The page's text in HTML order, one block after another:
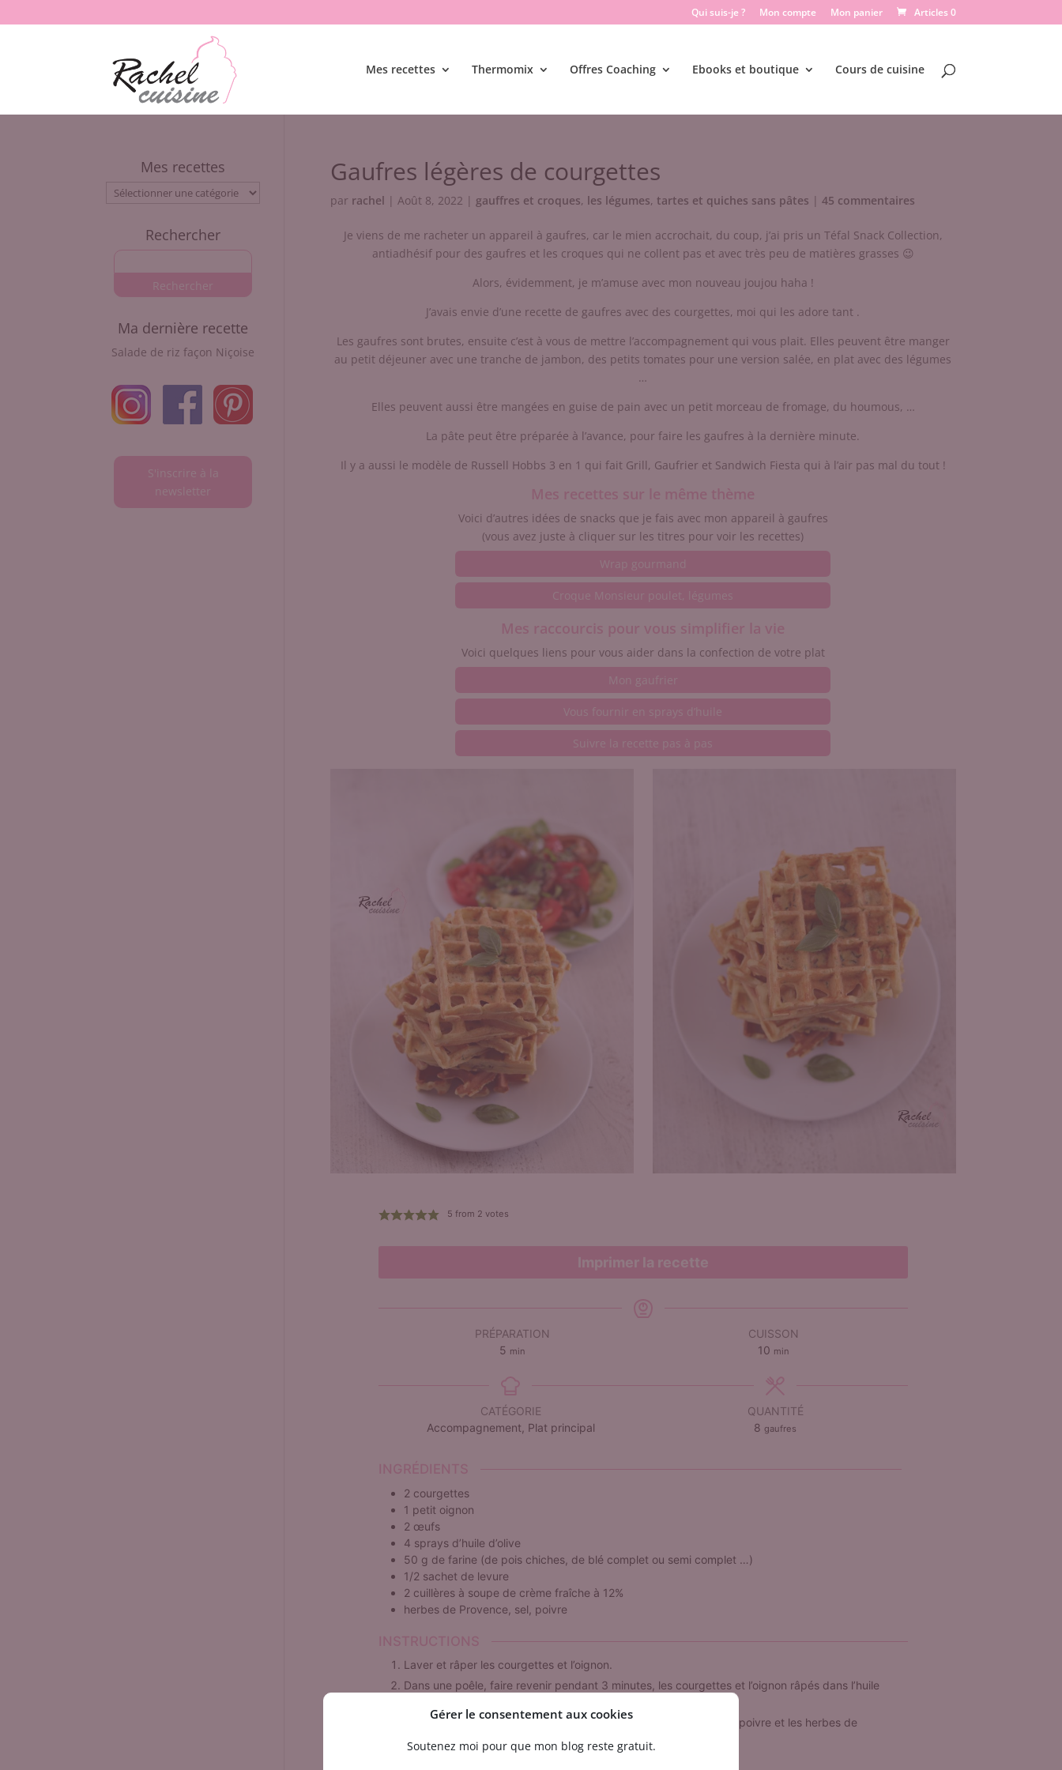
Gérer le consentement aux cookies
Soutenez moi pour que mon blog reste gratuit.
Qui suis-je ? Mon compte Mon panier Articles 0
Mes recettes Thermomix Offres Coaching Ebooks et boutique Cours de cuisine
Gaufres légères de courgettes
par rachel | Août 8, 2022 | gauffres et croques, les légumes, tartes et quiches sans pâtes | 45 commentaires
Je viens de me racheter un appareil à gaufres, car le mien accrochait, du coup, j’ai pris un Téfal Snack Collection,
antiadhésif pour des gaufres et les croques qui ne collent pas et avec très peu de matières grasses 😉
Alors, évidemment, je m’amuse avec mon nouveau joujou haha !
J’avais envie d’une recette de gaufres avec des courgettes, moi qui les adore tant .
Les gaufres sont brutes, ensuite c’est à vous de mettre l’accompagnement qui vous plait. Elles peuvent être manger
au petit déjeuner avec une tranche de jambon, des petits tomates pour une version salée, en plat avec des légumes
…
Elles peuvent aussi être mangées en guise de pain avec un petit morceau de fromage, du houmous, …
La pâte peut être préparée à l’avance, pour faire les gaufres à la dernière minute.
Il y a aussi le modèle de Russell Hobbs 3 en 1 qui fait Grill, Gaufrier et Sandwich Fiesta qui à l’air pas mal du tout !
Mes recettes sur le même thème
Voici d’autres idées de snacks que je fais avec mon appareil à gaufres
(vous avez juste à cliquer sur les titres pour voir les recettes)
Wrap gourmand
Croque Monsieur poulet, légumes
Mes raccourcis pour vous simplifier la vie
Voici quelques liens pour vous aider dans la confection de votre plat
Mon gaufrier
Vous fournir en sprays d’huile
Suivre la recette pas à pas
5 from 2 votes
Imprimer la recette
PRÉPARATION
5 minutes
min
CUISSON
10minutes
min
CATÉGORIE
Accompagnement, Plat principal
QUANTITÉ
8 gaufres
INGRÉDIENTS
2 courgettes
1 petit oignon
2 œufs
4 sprays d’huile d’olive
50 g de farine (de pois chiches, de blé complet ou semi complet …)
1/2 sachet de levure
2 cuillères à soupe de crème fraîche à 12%
herbes de Provence, sel, poivre
INSTRUCTIONS
Laver et râper les courgettes et l’oignon.
Dans une poêle, faire revenir pendant 3 minutes, les courgettes et l’oignon râpés dans l’huile
Dans un saladier, battre les œufs avec la crème fraîche, le sel, le poivre et les herbes de
Provence. Ajouter la farine et la levure. Bien mélanger.
Mes recettes
Mes
Rechercher
Ma dernière recette
Salade de riz façon Niçoise
S'inscrire à la
newsletter